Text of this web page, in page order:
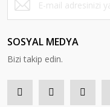
SOSYAL MEDYA
Bizi takip edin.